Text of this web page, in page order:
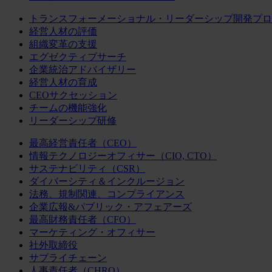
トランスフォーメーショナル・リーダーシップ開発プ
経営人材の評価
組織変革の支援
エグゼクティブサーチ
企業統治アドバイザリー
経営人材の育成
CEOサクセッション
チームの機能強化
リーダーシップ研修
最高経営責任者（CEO）
情報テクノロジーオフィサー（CIO, CTO）
サステナビリティ（CSR）
ダイバーシティ＆インクルージョン
法務、規制関連、コンプライアンス
企業広報&パブリック・アフェアーズ
最高財務責任者（CFO）
マーケティング・オフィサー
社外取締役
サプライチェーン